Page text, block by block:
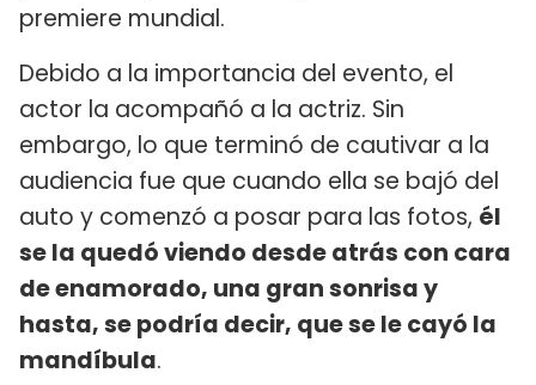
premiere mundial.
Debido a la importancia del evento, el
actor la acompañó a la actriz. Sin
embargo, lo que terminó de cautivar a la
audiencia fue que cuando ella se bajó del
auto y comenzó a posar para las fotos, él
se la quedó viendo desde atrás con cara
de enamorado, una gran sonrisa y
hasta, se podría decir, que se le cayó la
mandíbula.